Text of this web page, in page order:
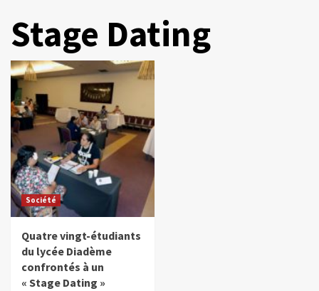
Stage Dating
Société
Quatre vingt-étudiants
du lycée Diadème
confrontés à un
« Stage Dating »